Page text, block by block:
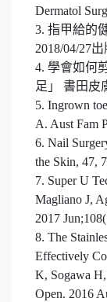
Dermatol
3. 指甲給的
2018/04/27出
4. 學會如何
足」 書田皮
5. Ingrown
A. Aust Fam
6. Nail
the Skin, 47,
7. Super U
Magliano J,
2017
8. The
Effectively
K, Sogawa
Open. 2016